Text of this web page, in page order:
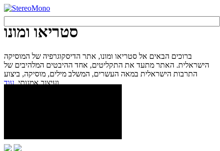
סטריאו ומונו
ברוכים הבאים אל סטריאו ומונו, אתר הדיסקוגרפיה של המוסיקה
הישראלית. האתר מתעד את התקליטים, אחד ההיבטים המלהיבים של
התרבות הישראלית במאה העשרים, המשלב מילים, מוסיקה, ביצוע
ועיצוב אמנותי.עוד...